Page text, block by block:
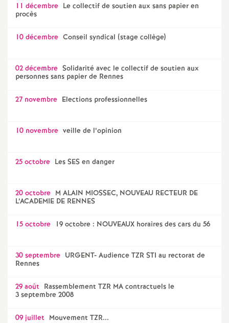
11 décembre Le collectif de soutien aux sans papier en
procès
10 décembre Conseil syndical (stage collège)
02 décembre Solidarité avec le collectif de soutien aux
personnes sans papier de Rennes
27 novembre Elections professionnelles
10 novembre veille de l’opinion
25 octobre Les SES en danger
20 octobre M ALAIN MIOSSEC, NOUVEAU RECTEUR DE
L’ACADEMIE DE RENNES
15 octobre 19 octobre : NOUVEAUX horaires des cars du 56
30 septembre URGENT- Audience TZR STI au rectorat de
Rennes
29 août Rassemblement TZR MA contractuels le
3 septembre 2008
09 juillet Mouvement TZR...